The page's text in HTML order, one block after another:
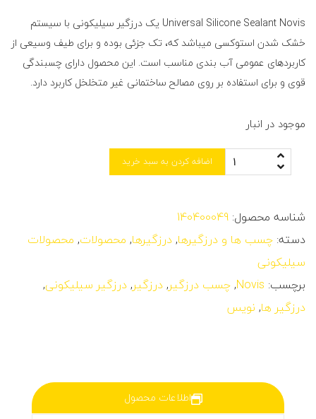
Universal Silicone Sealant Novis یک درزگیر سیلیکونی با سیستم
خشک شدن استوکسی می‎باشد که، تک جزئی بوده و برای طیف وسیعی از
کاربردهای عمومی آب بندی مناسب است. این محصول دارای چسبندگی
قوی و برای استفاده بر روی مصالح ساختمانی غیر متخلخل کاربرد دارد.
موجود در انبار
اضافه کردن به سبد خرید
شناسه محصول: 140400049
دسته: چسب ها و درزگیرها,درزگیرها, محصولات, محصولات
سیلیکونی
برچسب: Novis
,چسب درزگیر,درزگیر,درزگیر سیلیکونی,
درزگیر ها, نویس
اطلاعات محصول